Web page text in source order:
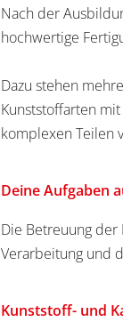
Nach der
hochwertige
Dazu stehen
Kunststoffarten
komplexen Teilen
Deine Aufgaben
Die Betreuung
Verarbeitung und
Kunststoff- und